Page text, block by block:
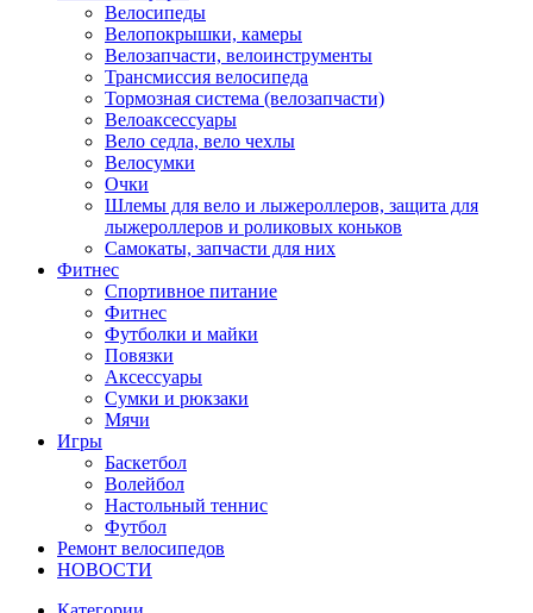
Велосипеды
Велопокрышки, камеры
Велозапчасти, велоинструменты
Трансмиссия велосипеда
Тормозная система (велозапчасти)
Велоаксессуары
Вело седла, вело чехлы
Велосумки
Очки
Шлемы для вело и лыжероллеров, защита для
лыжероллеров и роликовых коньков
Самокаты, запчасти для них
Фитнес
Спортивное питание
Фитнес
Футболки и майки
Повязки
Аксессуары
Сумки и рюкзаки
Мячи
Игры
Баскетбол
Волейбол
Настольный теннис
Футбол
Ремонт велосипедов
НОВОСТИ